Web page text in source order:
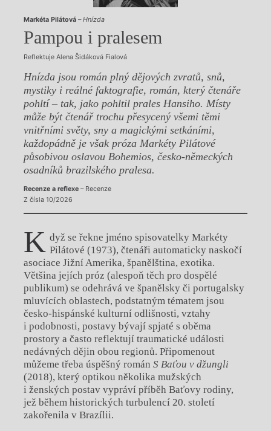
Markéta Pilátová–Hnízda
Pampou i pralesem
Reflektuje Alena Šidáková Fialová
Hnízda jsou román plný dějových zvratů, snů,
mystiky i reálné faktografie, román, který čtenáře
pohltí – tak, jako pohltil prales Hansiho. Místy
může být čtenář trochu přesycený všemi těmi
vnitřními světy, sny a magickými setkáními,
každopádně je však próza Markéty Pilátové
působivou oslavou Bohemios, česko-německých
osadníků brazilského pralesa.
Recenze a reflexe– Recenze
Z čísla 10/2026
K dyž se řekne jméno spisovatelky Markéty
Pilátové (1973), čtenáři automaticky naskočí
asociace Jižní Amerika, španělština, exotika.
Většina jejích próz (alespoň těch pro dospělé
publikum) se odehrává ve španělsky či portugalsky
mluvících oblastech, podstatným tématem jsou
česko-hispánské kulturní odlišnosti, vztahy
i podobnosti, postavy bývají spjaté s oběma
prostory a často reflektují traumatické události
nedávných dějin obou regionů. Připomenout
můžeme třeba úspěšný román S Baťou v džungli
(2018), který optikou několika mužských
i ženských postav vypráví příběh Baťovy rodiny,
jež během historických turbulencí 20. století
zakořenila v Brazílii.